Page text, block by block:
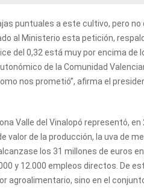
puntuales a este cultivo, pero
al Ministerio esta petición,
del 0,32 está muy por encima de
de la Comunidad
nos prometió”, afirma el
Valle del Vinalopó representó,
valor de la producción, la uva de
los 31 millones de euros
y 12.000 empleos directos. De
agroalimentario, sino en el